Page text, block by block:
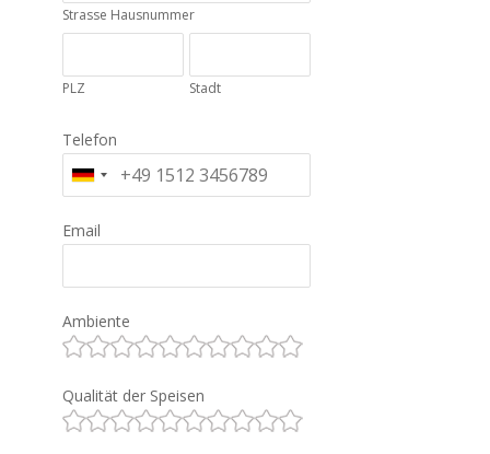
Strasse Hausnummer
PLZ Stadt
Telefon
Email
Ambiente
Qualität der Speisen